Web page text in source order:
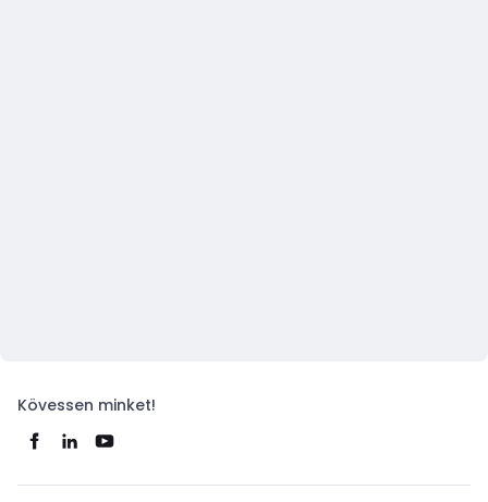
Kövessen minket!